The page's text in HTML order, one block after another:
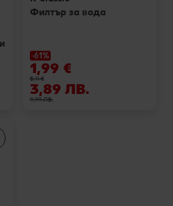
време
Филтър за вода
-61%
1,99 €
5,11 €
3,89 ЛВ.
9,99 ЛВ.